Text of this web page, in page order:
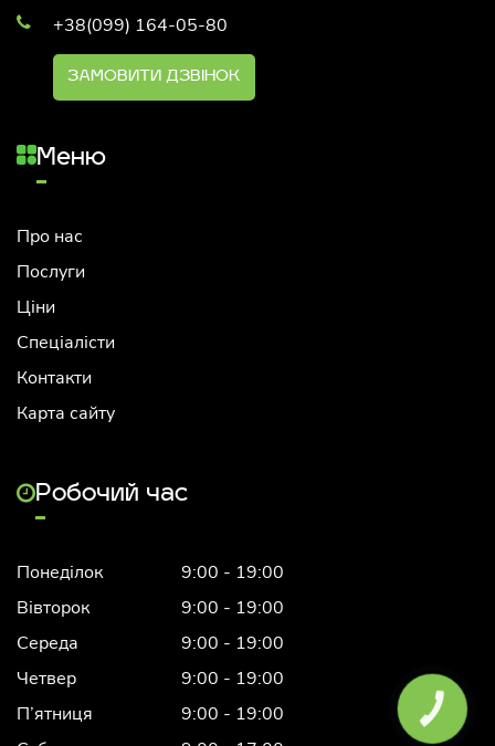
+38(099) 164-05-80
ЗАМОВИТИ ДЗВІНОК
Меню
Про нас
Послуги
Ціни
Спеціалісти
Контакти
Карта сайту
Робочий час
Понеділок
Вівторок
Середа
Четвер
П’ятниця
9:00 - 19:00
9:00 - 19:00
9:00 - 19:00
9:00 - 19:00
9:00 - 19:00
КНОПКА
ЗВ'ЯЗКУ